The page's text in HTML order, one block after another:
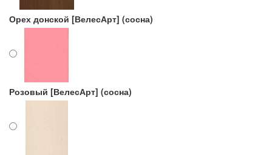
Орех донской [ВелесАрт] (сосна)
Розовый [ВелесАрт] (сосна)